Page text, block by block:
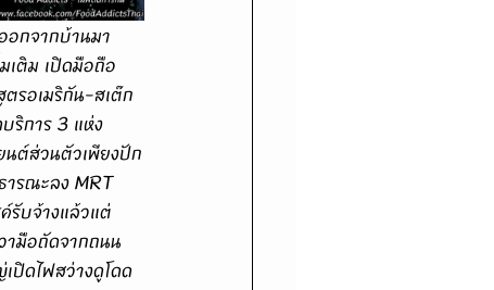
เติม เปิดมือถือ
รอเมริกัน-สเต๊ก
ริการ 3 แห่ง
นต์ส่วนตัวเพียงปัก
รณะลง MRT
รับจ้างแล้วแต่
ามือถัดจากถนน
ปิดไฟสว่างดูโดด